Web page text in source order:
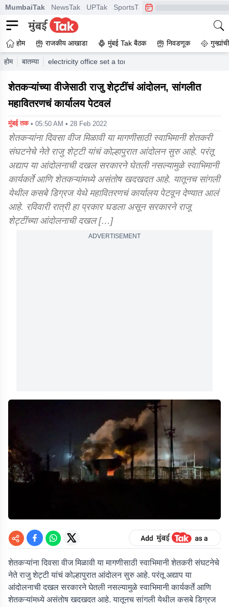
MumbaiTak NewsTak UPTak SportsTak CrimeTak
होम राजकीय आखाडा मुंबई Tak बैठक निवडणूक
होम बातम्या electricity office set a torch in sangli after government
शेतकऱ्यांच्या वीजेसाठी राजु शेट्टींचं आंदोलन, सांगलीत
महावितरणचं कार्यालय पेटवलं
मुंबई तक • 05:50 AM • 28 Feb 2022
शेतकऱ्यांना दिवसा वीज मिळावी या मागणीसाठी स्वाभिमानी शेतकरी
संघटनेचे नेते राजु शेट्टी यांचं कोल्हापुरात आंदोलन सुरु आहे. परंतू
अद्याप या आंदोलनाची दखल सरकारने घेतली नसल्यामुळे स्वाभिमानी
कार्यकर्ते आणि शेतकऱ्यांमध्ये असंतोष खदखदत आहे. यातूनच सांगली
येथील कसबे डिग्रज येथे महावितरणचं कार्यालय पेटवून देण्यात आलं
आहे. रविवारी रात्री हा प्रकार घडला असून सरकारने राजू
शेट्टींच्या आंदोलनाची दखल […]
ADVERTISEMENT
शेतकऱ्यांना दिवसा वीज मिळावी या मागणीसाठी स्वाभिमानी शेतकरी संघटनेचे
नेते राजु शेट्टी यांचं कोल्हापुरात आंदोलन सुरु आहे. परंतू अद्याप या
आंदोलनाची दखल सरकारने घेतली नसल्यामुळे स्वाभिमानी कार्यकर्ते आणि
शेतकऱ्यांमध्ये असंतोष खदखदत आहे. यातूनच सांगली येथील कसबे डिग्रज